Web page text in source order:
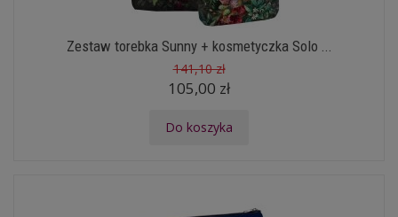
Zestaw torebka Sunny + kosmetyczka Solo ...
141,10 zł
105,00 zł
Do koszyka